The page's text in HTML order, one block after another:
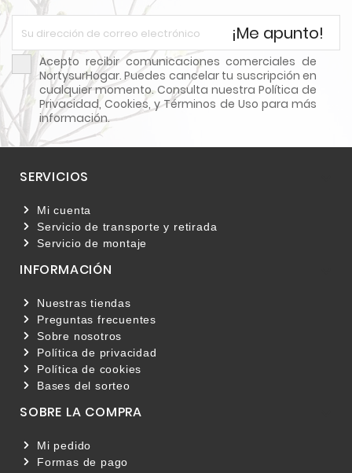
¡Me apunto!
Acepto recibir comunicaciones comerciales de
NortysurHogar. Puedes cancelar tu suscripción en
cualquier momento. Consulta nuestra Política de
Privacidad, Cookies, y Términos de Uso para más
información.
SERVICIOS
Mi cuenta
Servicio de transporte y retirada
Servicio de montaje
INFORMACIÓN
Nuestras tiendas
Preguntas frecuentes
Sobre nosotros
Política de privacidad
Política de cookies
Bases del sorteo
SOBRE LA COMPRA
Mi pedido
Formas de pago